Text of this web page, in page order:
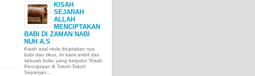
KISAH
SEJARAH
ALLAH
MENCIPTAKAN
BABI DI ZAMAN NABI
NUH A.S
Kisah asal mula diciptakan nya
babi dan tikus, ini kami ambil dari
sebuah buku yang berjudul “Kisah
Penciptaan & Tokoh-Tokoh
Sepanjan...